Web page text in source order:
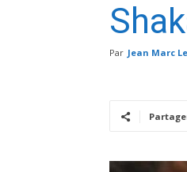
Par Jean Marc